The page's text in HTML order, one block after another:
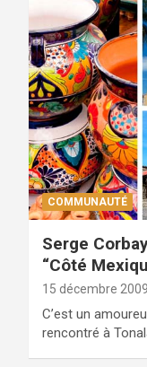
COMMUNAUTÉ
Serge
“Côté
15 décembre 2009
C’est un
rencontré à